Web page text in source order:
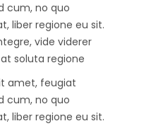
cum, no quo
liber regione eu sit.
vide viderer
soluta regione
amet, feugiat
cum, no quo
liber regione eu sit.